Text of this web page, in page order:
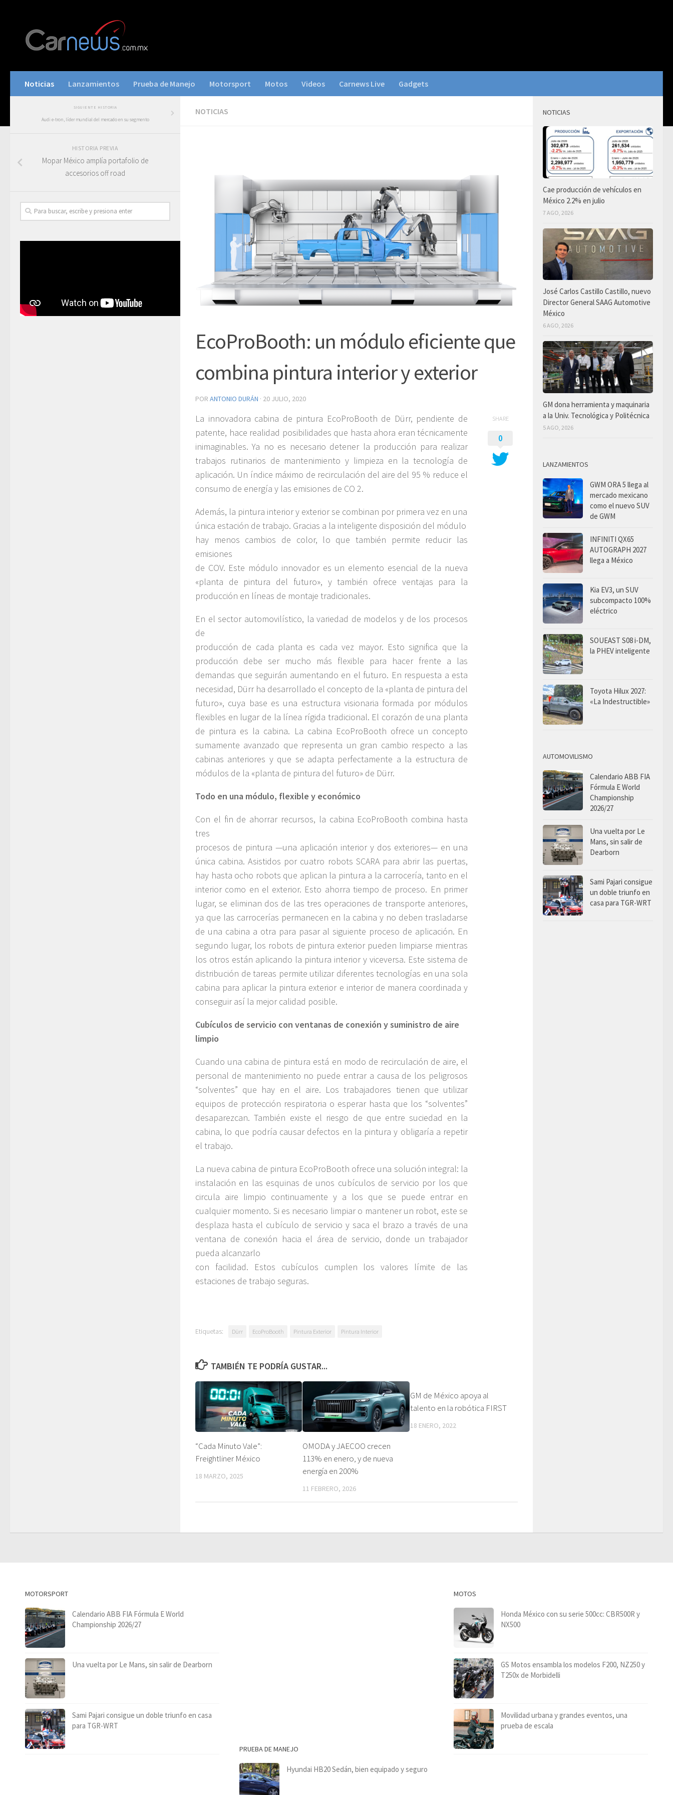
Noticias Lanzamientos Prueba de Manejo Motorsport Motos Videos Carnews Live Gadgets
NOTICIAS
EcoProBooth: un módulo eficiente que
combina pintura interior y exterior
POR ANTONIO DURÁN · 20 JULIO, 2020
La innovadora cabina de pintura EcoProBooth de Dürr, pendiente de
patente, hace realidad posibilidades que hasta ahora eran técnicamente
inimaginables. Ya no es necesario detener la producción para realizar
trabajos rutinarios de mantenimiento y limpieza en la tecnología de
aplicación. Un índice máximo de recirculación del aire del 95 % reduce el
consumo de energía y las emisiones de CO 2.
Además, la pintura interior y exterior se combinan por primera vez en una
única estación de trabajo. Gracias a la inteligente disposición del módulo
hay menos cambios de color, lo que también permite reducir las
emisiones
de COV. Este módulo innovador es un elemento esencial de la nueva
«planta de pintura del futuro», y también ofrece ventajas para la
producción en líneas de montaje tradicionales.
En el sector automovilístico, la variedad de modelos y de los procesos
de
producción de cada planta es cada vez mayor. Esto significa que la
producción debe ser mucho más flexible para hacer frente a las
demandas que seguirán aumentando en el futuro. En respuesta a esta
necesidad, Dürr ha desarrollado el concepto de la «planta de pintura del
futuro», cuya base es una estructura visionaria formada por módulos
flexibles en lugar de la línea rígida tradicional. El corazón de una planta
de pintura es la cabina. La cabina EcoProBooth ofrece un concepto
sumamente avanzado que representa un gran cambio respecto a las
cabinas anteriores y que se adapta perfectamente a la estructura de
módulos de la «planta de pintura del futuro» de Dürr.
Todo en una módulo, flexible y económico
Con el fin de ahorrar recursos, la cabina EcoProBooth combina hasta
tres
procesos de pintura —una aplicación interior y dos exteriores— en una
única cabina. Asistidos por cuatro robots SCARA para abrir las puertas,
hay hasta ocho robots que aplican la pintura a la carrocería, tanto en el
interior como en el exterior. Esto ahorra tiempo de proceso. En primer
lugar, se eliminan dos de las tres operaciones de transporte anteriores,
ya que las carrocerías permanecen en la cabina y no deben trasladarse
de una cabina a otra para pasar al siguiente proceso de aplicación. En
segundo lugar, los robots de pintura exterior pueden limpiarse mientras
los otros están aplicando la pintura interior y viceversa. Este sistema de
distribución de tareas permite utilizar diferentes tecnologías en una sola
cabina para aplicar la pintura exterior e interior de manera coordinada y
conseguir así la mejor calidad posible.
Cubículos de servicio con ventanas de conexión y suministro de aire
limpio
Cuando una cabina de pintura está en modo de recirculación de aire, el
personal de mantenimiento no puede entrar a causa de los peligrosos
“solventes” que hay en el aire. Los trabajadores tienen que utilizar
equipos de protección respiratoria o esperar hasta que los “solventes”
desaparezcan. También existe el riesgo de que entre suciedad en la
cabina, lo que podría causar defectos en la pintura y obligaría a repetir
el trabajo.
La nueva cabina de pintura EcoProBooth ofrece una solución integral: la
instalación en las esquinas de unos cubículos de servicio por los que
circula aire limpio continuamente y a los que se puede entrar en
cualquier momento. Si es necesario limpiar o mantener un robot, este se
desplaza hasta el cubículo de servicio y saca el brazo a través de una
ventana de conexión hacia el área de servicio, donde un trabajador
pueda alcanzarlo
con facilidad. Estos cubículos cumplen los valores límite de las
estaciones de trabajo seguras.
SHARE
0
Etiquetas: Dürr EcoProBooth Pintura Exterior Pintura Interior
TAMBIÉN TE PODRÍA GUSTAR...
“Cada Minuto Vale”:
Freightliner México
18 MARZO, 2025
OMODA y JAECOO crecen
113% en enero, y de nueva
energía en 200%
11 FEBRERO, 2026
GM de México apoya al
talento en la robótica FIRST
18 ENERO, 2022
SIGUIENTE HISTORIA
Audi e-tron, líder mundial del mercado en su segmento
HISTORIA PREVIA
Mopar México amplía portafolio de
accesorios off road
NOTICIAS
Cae producción de vehículos en
México 2.2% en julio
7 AGO, 2026
José Carlos Castillo Castillo, nuevo
Director General SAAG Automotive
México
6 AGO, 2026
GM dona herramienta y maquinaria
a la Univ. Tecnológica y Politécnica
5 AGO, 2026
LANZAMIENTOS
GWM ORA 5 llega al
mercado mexicano
como el nuevo SUV
de GWM
INFINITI QX65
AUTOGRAPH 2027
llega a México
Kia EV3, un SUV
subcompacto 100%
eléctrico
SOUEAST S08 i-DM,
la PHEV inteligente
Toyota Hilux 2027:
«La Indestructible»
AUTOMOVILISMO
Calendario ABB FIA
Fórmula E World
Championship
2026/27
Una vuelta por Le
Mans, sin salir de
Dearborn
Sami Pajari consigue
un doble triunfo en
casa para TGR-WRT
MOTORSPORT
Calendario ABB FIA Fórmula E World
Championship 2026/27
Una vuelta por Le Mans, sin salir de Dearborn
Sami Pajari consigue un doble triunfo en casa
para TGR-WRT
PRUEBA DE MANEJO
Hyundai HB20 Sedán, bien equipado y seguro
MOTOS
Honda México con su serie 500cc: CBR500R y
NX500
GS Motos ensambla los modelos F200, NZ250 y
T250x de Morbidelli
Movilidad urbana y grandes eventos, una
prueba de escala